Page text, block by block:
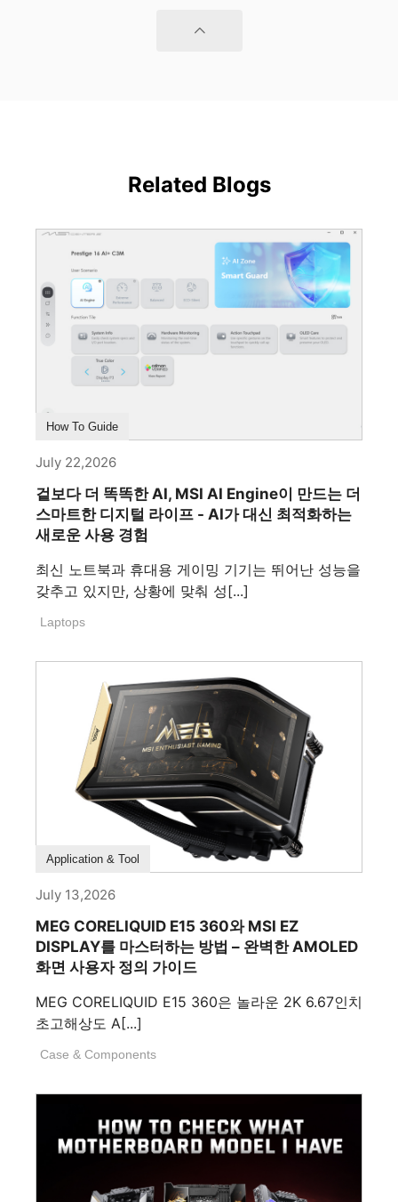
Related Blogs
How To Guide
July 22,2026
겉보다 더 똑똑한 AI, MSI AI Engine이 만드는 더
스마트한 디지털 라이프 - AI가 대신 최적화하는
새로운 사용 경험
최신 노트북과 휴대용 게이밍 기기는 뛰어난 성능을
갖추고 있지만, 상황에 맞춰 성[...]
Laptops
How To Guide
Application & Tool
July 13,2026
MEG CORELIQUID E15 360와 MSI EZ
DISPLAY를 마스터하는 방법 – 완벽한 AMOLED
화면 사용자 정의 가이드
MEG CORELIQUID E15 360은 놀라운 2K 6.67인치
초고해상도 A[...]
Case & Components